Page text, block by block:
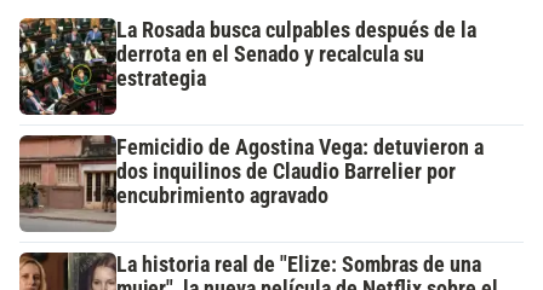
La Rosada busca culpables después de la
derrota en el Senado y recalcula su
estrategia
Femicidio de Agostina Vega: detuvieron a
dos inquilinos de Claudio Barrelier por
encubrimiento agravado
La historia real de "Elize: Sombras de una